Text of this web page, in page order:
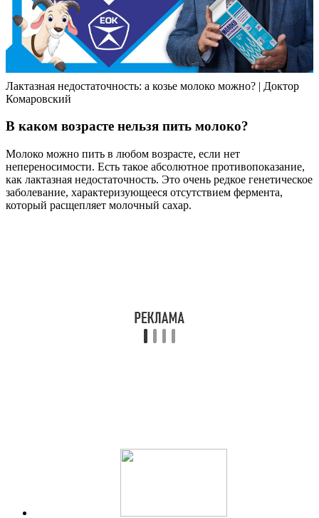
Лактазная недостаточность: а козье молоко можно? | Доктор
Комаровский
В каком возрасте нельзя пить молоко?
Молоко можно пить в любом возрасте, если нет
непереносимости. Есть такое абсолютное противопоказание,
как лактазная недостаточность. Это очень редкое генетическое
заболевание, характеризующееся отсутствием фермента,
который расщепляет молочный сахар.